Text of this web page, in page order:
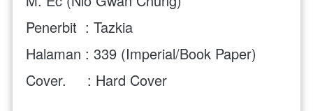
Penerbit  : Tazkia
Halaman : 339 (Imperial/Book Paper)
Cover.     : Hard Cover